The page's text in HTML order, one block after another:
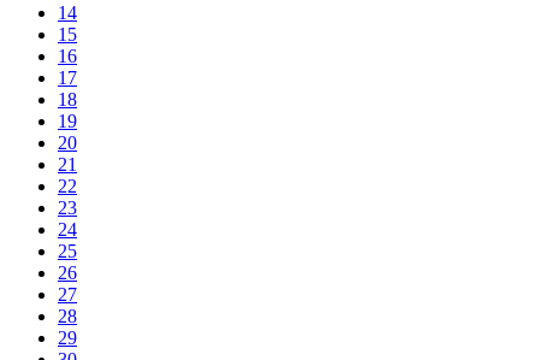
14
15
16
17
18
19
20
21
22
23
24
25
26
27
28
29